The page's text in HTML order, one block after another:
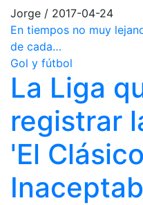
Jorge / 2017-04-24
En tiempos no muy
de cada…
Gol y fútbol
La Liga
registrar
'El